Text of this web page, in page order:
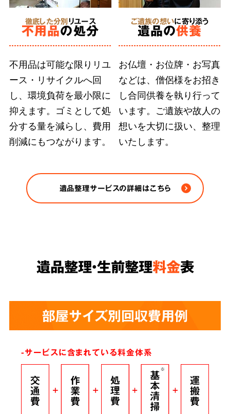
特殊清掃
にも対応
弊社ではどのような状況の遺品整理も、故人の
大切にされていた品物や重要書類を探し出す手
段を尽くします。また、
部屋の完全清掃、脱臭
除菌など、原状回復のおすすめ方法をご案内
※ゴミや不用品の処分は各自治体の条例/法令に
従い適正に処分します。
徹底した分別リユース
不用品の処分
不用品は可能な限りリユ
ース・リサイクルへ回
し、環境負荷を最小限に
抑えます。ゴミとして処
分する量を減らし、費用
削減にもつながります。
ご遺族の想いに寄り添う
遺品の供養
お仏壇・お位牌・お写真
などは、僧侶様をお招き
し合同供養を執り行って
います。ご遺族や故人の
想いを大切に扱い、整理
いたします。
遺品整理サービスの詳細はこちら
遺品整理・生前整理料金表
部屋サイズ別回収費用例
-サービスに含まれている料金体系